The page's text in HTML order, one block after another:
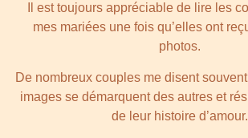
Il est toujours appréciable de lire les
mes mariées une fois qu’elles ont
photos.
De nombreux couples me disent
images se démarquent des autres et
de leur histoire d’amour.